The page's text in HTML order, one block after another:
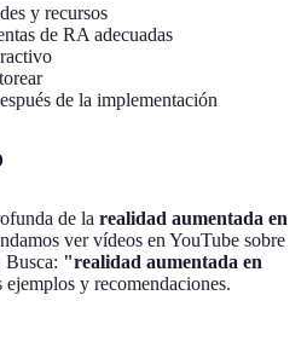
y recursos
de RA adecuadas
de la implementación
de la realidad aumentada en
ver vídeos en YouTube sobre
Busca: "realidad aumentada en
ejemplos y recomendaciones.